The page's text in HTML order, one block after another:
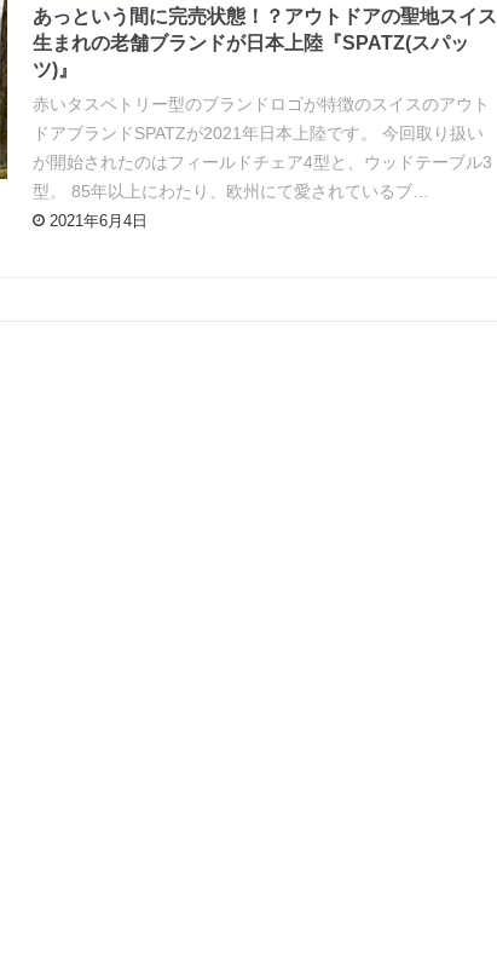
あっという間に完売状態！？アウトドアの聖地スイス
生まれの老舗ブランドが日本上陸『SPATZ(スパッ
ツ)』
赤いタスペトリー型のブランドロゴが特徴のスイスのアウト
ドアブランドSPATZが2021年日本上陸です。 今回取り扱い
が開始されたのはフィールドチェア4型と、ウッドテーブル3
型。 85年以上にわたり、欧州にて愛されているブ…
2021年6月4日